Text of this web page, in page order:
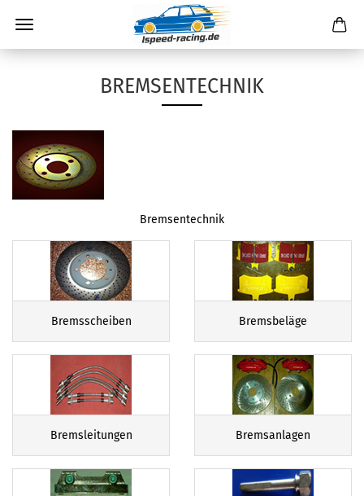
BREMSENTECHNIK
Bremsentechnik
Bremsscheiben Bremsbeläge
Bremsleitungen Bremsanlagen